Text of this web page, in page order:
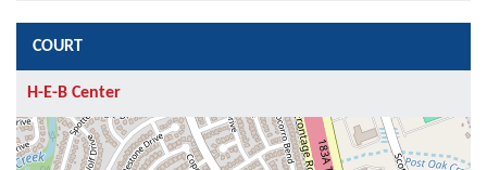
COURT
H-E-B Center